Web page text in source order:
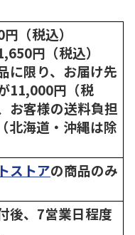
（税込）
円（税込）
に限り、お届け先
11,000円（税
お客様の送料負担
北海道・沖縄は除
ストアの商品のみ
後、7営業日程度